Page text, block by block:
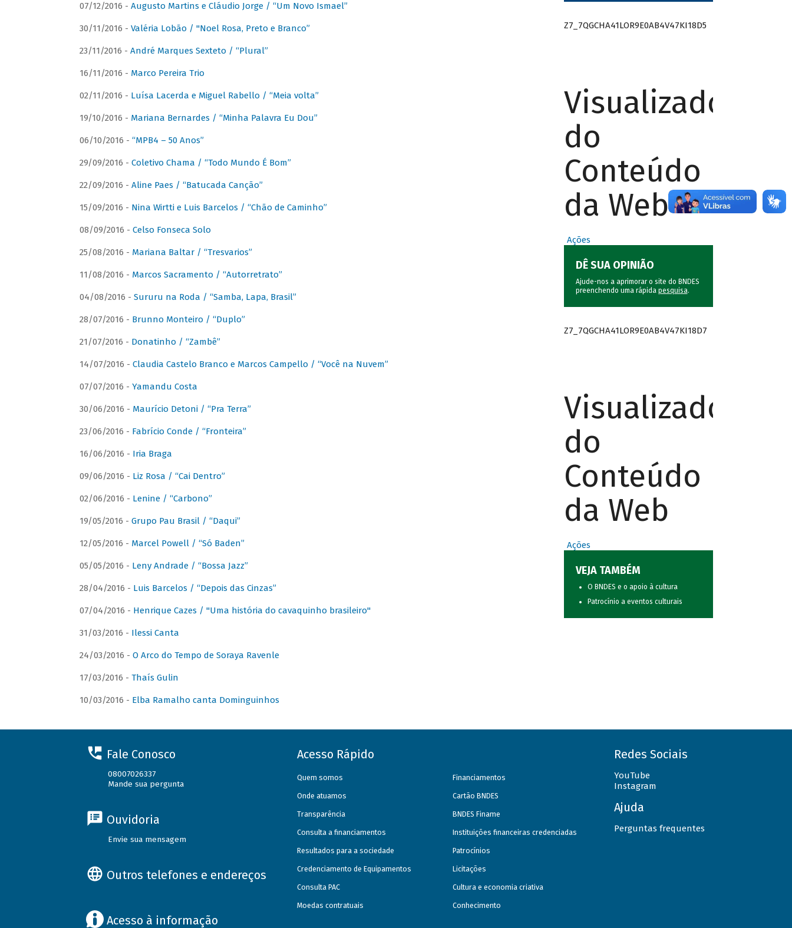
07/12/2016 - Augusto Martins e Cláudio Jorge / “Um Novo Ismael”
30/11/2016 - Valéria Lobão / "Noel Rosa, Preto e Branco”
23/11/2016 - André Marques Sexteto / “Plural”
16/11/2016 - Marco Pereira Trio
02/11/2016 - Luísa Lacerda e Miguel Rabello / “Meia volta”
19/10/2016 - Mariana Bernardes / “Minha Palavra Eu Dou”
06/10/2016 - “MPB4 – 50 Anos”
29/09/2016 - Coletivo Chama / “Todo Mundo É Bom”
22/09/2016 - Aline Paes / “Batucada Canção”
15/09/2016 - Nina Wirtti e Luis Barcelos / “Chão de Caminho”
08/09/2016 - Celso Fonseca Solo
25/08/2016 - Mariana Baltar / “Tresvarios”
11/08/2016 - Marcos Sacramento / “Autorretrato”
04/08/2016 - Sururu na Roda / “Samba, Lapa, Brasil”
28/07/2016 - Brunno Monteiro / “Duplo”
21/07/2016 - Donatinho / “Zambê”
14/07/2016 - Claudia Castelo Branco e Marcos Campello / “Você na Nuvem”
07/07/2016 - Yamandu Costa
30/06/2016 - Maurício Detoni / “Pra Terra”
23/06/2016 - Fabrício Conde / “Fronteira”
16/06/2016 - Iria Braga
09/06/2016 - Liz Rosa / “Cai Dentro”
02/06/2016 - Lenine / “Carbono”
19/05/2016 - Grupo Pau Brasil / “Daqui”
12/05/2016 - Marcel Powell / “Só Baden”
05/05/2016 - Leny Andrade / “Bossa Jazz”
28/04/2016 - Luis Barcelos / “Depois das Cinzas”
07/04/2016 - Henrique Cazes / "Uma história do cavaquinho brasileiro"
31/03/2016 - Ilessi Canta
24/03/2016 - O Arco do Tempo de Soraya Ravenle
17/03/2016 - Thaís Gulin
10/03/2016 - Elba Ramalho canta Dominguinhos
Z7_7QGCHA41LOR9E0AB4V47KI18D5
Visualizador
do
Conteúdo
da Web
Ações
DÊ SUA OPINIÃO
Ajude-nos a aprimorar o site do BNDES
preenchendo uma rápida pesquisa.
Z7_7QGCHA41LOR9E0AB4V47KI18D7
Visualizador
do
Conteúdo
da Web
Ações
VEJA TAMBÉM
O BNDES e o apoio à cultura
Patrocínio a eventos culturais
Fale Conosco
08007026337
Mande sua pergunta
Ouvidoria
Envie sua mensagem
Outros telefones e endereços
Acesso à informação
Acesso Rápido
Quem somos
Onde atuamos
Transparência
Consulta a financiamentos
Resultados para a sociedade
Credenciamento de Equipamentos
Consulta PAC
Moedas contratuais
Financiamentos
Cartão BNDES
BNDES Finame
Instituições financeiras credenciadas
Patrocínios
Licitações
Cultura e economia criativa
Conhecimento
Redes Sociais
YouTube
Instagram
Ajuda
Perguntas frequentes